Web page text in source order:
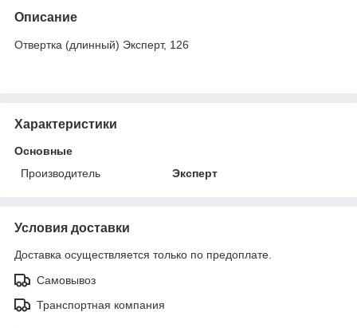
Описание
Отвертка (длинный) Эксперт, 126
Характеристики
Основные
Производитель
Эксперт
Условия доставки
Доставка осуществляется только по предоплате.
Самовывоз
Транспортная компания